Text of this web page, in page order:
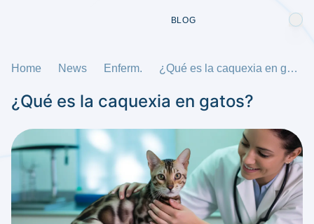
BLOG
Home News Enferm. ¿Qué es la caquexia en gatos?
¿Qué es la caquexia en gatos?